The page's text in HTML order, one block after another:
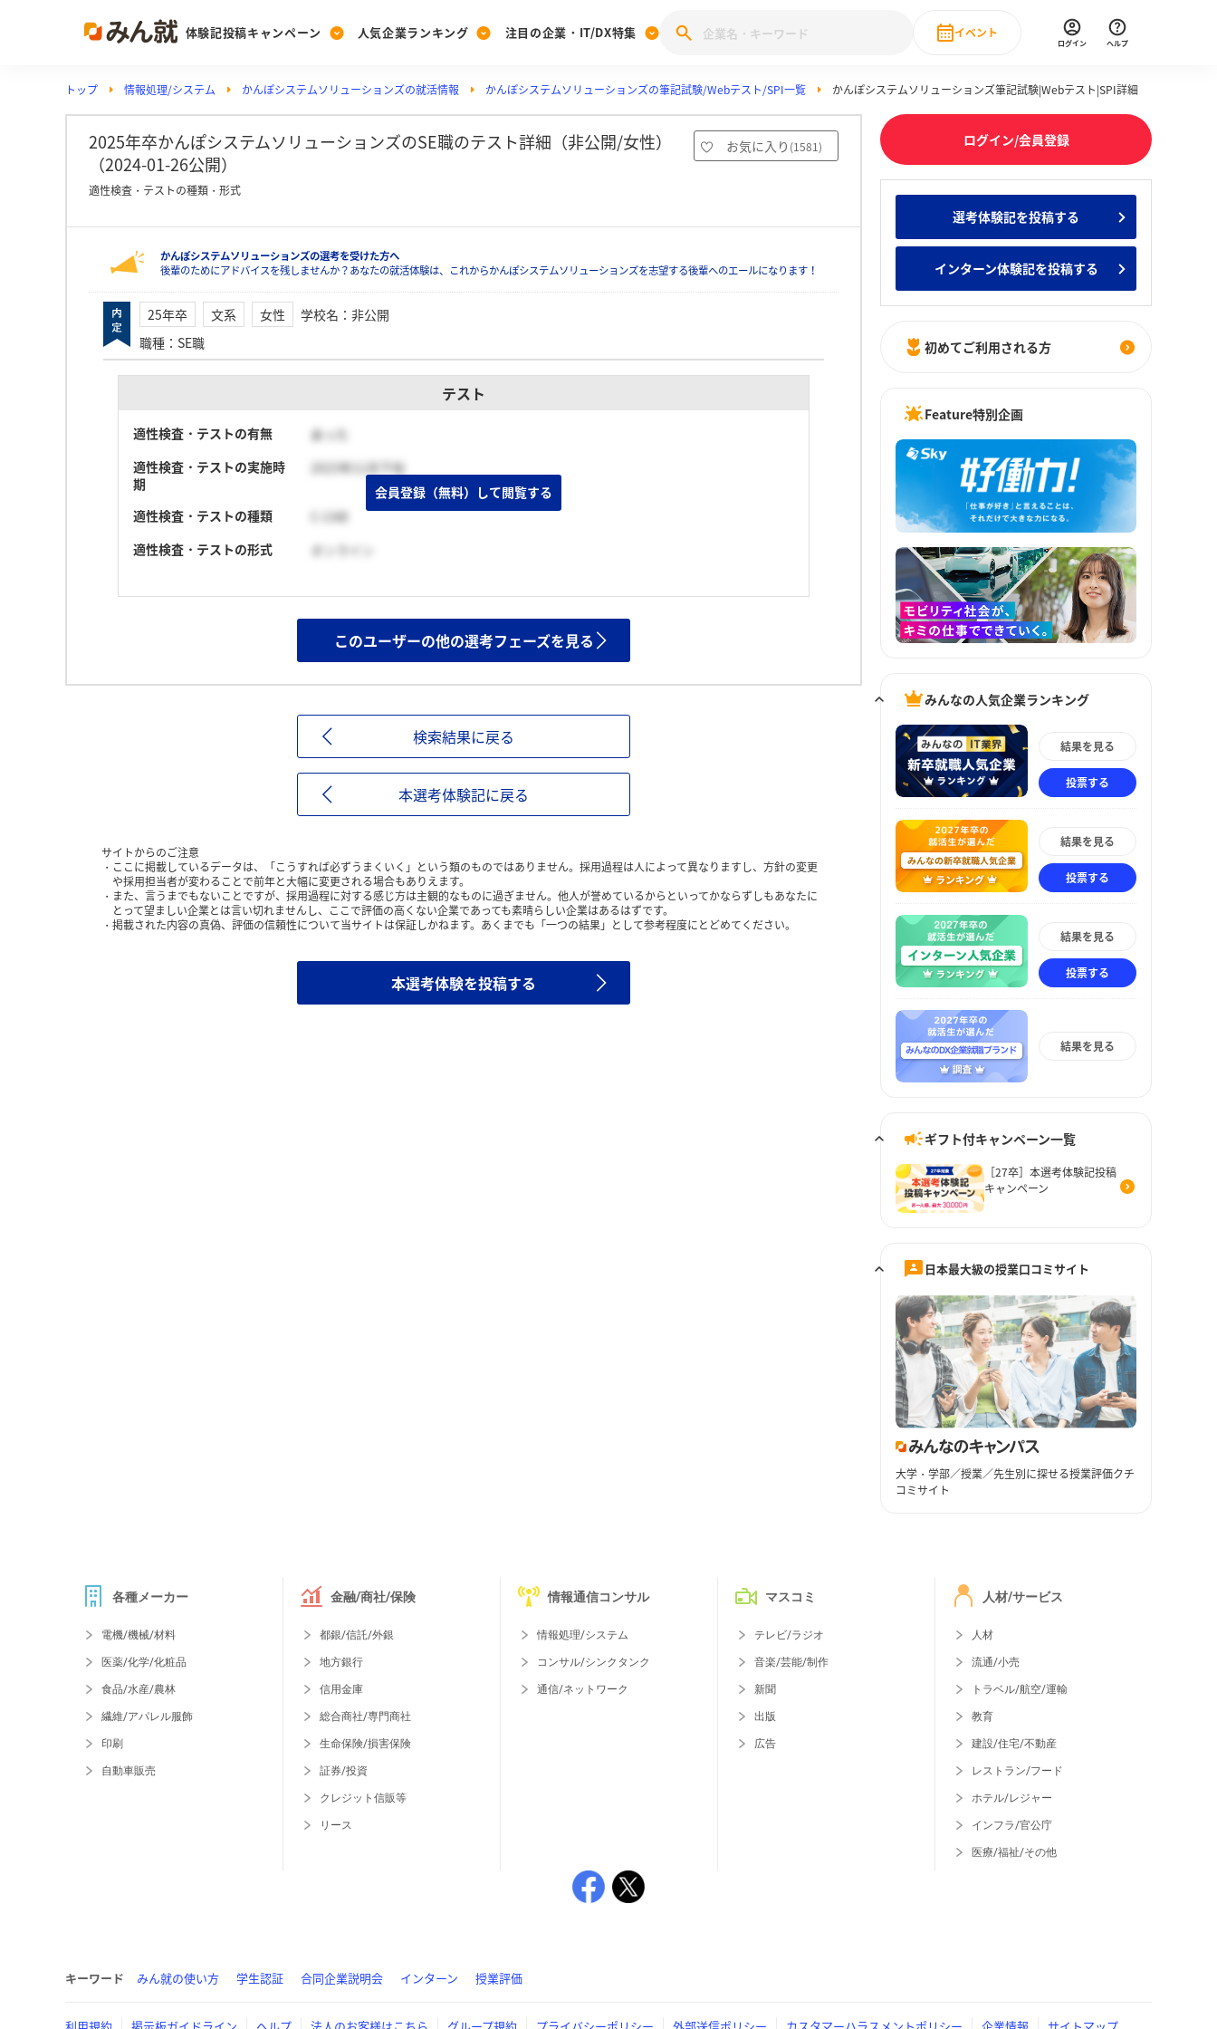
体験記投稿キャンペーン
Post
投稿する
[27卒] 本選考体験記投稿キャンペーン
人気企業ランキング
Ranking
ランキングを見る
みんなのDX企業就職ブランド調査
みんなの新卒就職人気企業ランキング みんなのインターン人気企業ランキ
注目の企業・IT/DX特集
PickUp
注目の企業特集
28卒 IT・DX現場社員インタビュー
動画で知ろう！業界・企業研究
イベント
Event
直近のイベント一覧
ログイン ヘルプ
トップ 情報処理/システム かんぽシステムソリューションズの就活情報 かんぽシステムソリューションズの筆記試験/Webテスト/SPI一覧 かんぽシステムソリューションズ筆記試験|Webテスト|SPI詳細
2025年卒かんぽシステムソリューションズのSE職のテスト詳細（非公開/女性）
（2024-01-26公開）
お気に入り (1581)
適性検査・テストの種類・形式
かんぽシステムソリューションズの選考を受けた方へ
後輩のためにアドバイスを残しませんか？あなたの就活体験は、これからかんぽシステムソリューションズを志望する後輩へのエールになります！
25年卒 文系 女性 学校名 ： 非公開
職種 ： SE職
テスト
適性検査・テストの有無
あった
適性検査・テストの実施時
期
2023年11月下旬
適性検査・テストの種類
C-CAB
適性検査・テストの形式
オンライン
会員登録（無料）して閲覧する
このユーザーの他の選考フェーズを見る
検索結果に戻る
本選考体験記に戻る
サイトからのご注意
ここに掲載しているデータは、「こうすれば必ずうまくいく」という類のものではありません。採用過程は人によって異なりますし、方針の変更
や採用担当者が変わることで前年と大幅に変更される場合もありえます。
また、言うまでもないことですが、採用過程に対する感じ方は主観的なものに過ぎません。他人が誉めているからといってかならずしもあなたに
とって望ましい企業とは言い切れませんし、ここで評価の高くない企業であっても素晴らしい企業はあるはずです。
掲載された内容の真偽、評価の信頼性について当サイトは保証しかねます。あくまでも「一つの結果」として参考程度にとどめてください。
本選考体験を投稿する
ログイン/会員登録
選考体験記を投稿する
インターン体験記を投稿する
初めてご利用される方
Feature特別企画
みんなの人気企業ランキング
結果を見る
投票する
結果を見る
投票する
結果を見る
投票する
結果を見る
ギフト付キャンペーン一覧
［27卒］本選考体験記投稿
キャンペーン
日本最大級の授業口コミサイト
大学・学部／授業／先生別に探せる授業評価クチ
コミサイト
各種メーカー
電機/機械/材料
医薬/化学/化粧品
食品/水産/農林
繊維/アパレル服飾
印刷
自動車販売
金融/商社/保険
都銀/信託/外銀
地方銀行
信用金庫
総合商社/専門商社
生命保険/損害保険
証券/投資
クレジット信販等
リース
情報通信コンサル
情報処理/システム
コンサル/シンクタンク
通信/ネットワーク
マスコミ
テレビ/ラジオ
音楽/芸能/制作
新聞
出版
広告
人材/サービス
人材
流通/小売
トラベル/航空/運輸
教育
建設/住宅/不動産
レストラン/フード
ホテル/レジャー
インフラ/官公庁
医療/福祉/その他
キーワード みん就の使い方 学生認証 合同企業説明会 インターン 授業評価